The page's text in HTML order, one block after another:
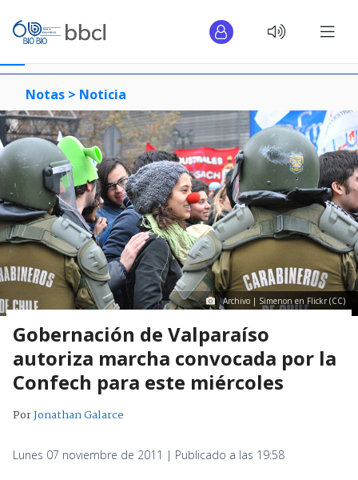
Notas > Noticia
Archivo | Simenon en Flickr (CC)
Gobernación de Valparaíso
autoriza marcha convocada por la
Confech para este miércoles
PorJonathan Galarce
Lunes 07 noviembre de 2011 | Publicado a las 19:58